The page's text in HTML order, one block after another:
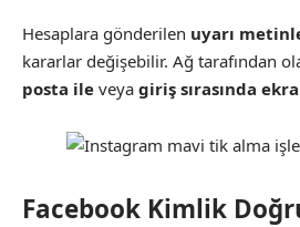
Hesaplara gönderilen uyarı
kararlar değişebilir. Ağ tarafından
posta ile veya giriş sırasında
Facebook Kimlik